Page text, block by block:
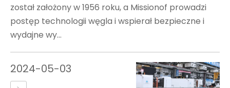
został założony w 1956 roku, a Missionof prowadzi
postęp technologii węgla i wspierał bezpieczne i
wydajne wy...
2024-05-03